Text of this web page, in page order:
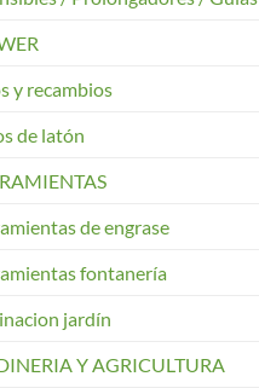
y recambios
de latón
de engrase
fontanería
jardín
Y AGRICULTURA